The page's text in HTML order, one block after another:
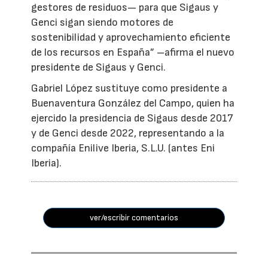
gestores de residuos— para que Sigaus y
Genci sigan siendo motores de
sostenibilidad y aprovechamiento eficiente
de los recursos en España” –afirma el nuevo
presidente de Sigaus y Genci.
Gabriel López sustituye como presidente a
Buenaventura González del Campo, quien ha
ejercido la presidencia de Sigaus desde 2017
y de Genci desde 2022, representando a la
compañía Enilive Iberia, S.L.U. (antes Eni
Iberia).
ver/escribir comentarios